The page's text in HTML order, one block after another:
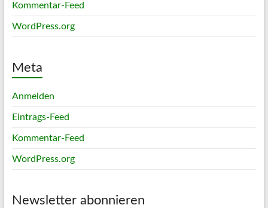
Kommentar-Feed
WordPress.org
Meta
Anmelden
Eintrags-Feed
Kommentar-Feed
WordPress.org
Newsletter abonnieren